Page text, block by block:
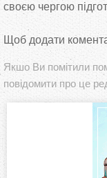
своєю чергою
Щоб додати
Якшо Ви помітили
повідомити про це